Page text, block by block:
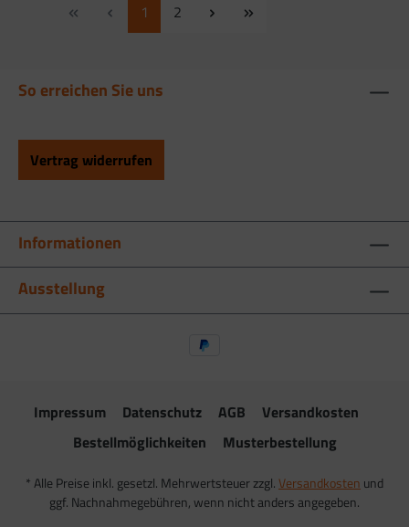
1 2
So erreichen Sie uns
Vertrag widerrufen
Informationen
Ausstellung
Impressum Datenschutz AGB
Versandkosten
Bestellmöglichkeiten
Musterbestellung
* Alle Preise inkl. gesetzl. Mehrwertsteuer zzgl.Versandkosten und
ggf. Nachnahmegebühren, wenn nicht anders angegeben.